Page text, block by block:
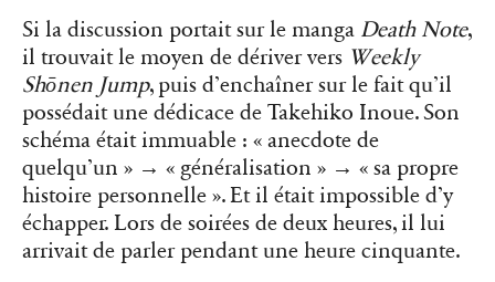
Si la discussion portait sur le manga Death Note,
il trouvait le moyen de dériver vers Weekly
Shōnen Jump, puis d’enchaîner sur le fait qu’il
possédait une dédicace de Takehiko Inoue. Son
schéma était immuable : « anecdote de
quelqu’un » → « généralisation » → « sa propre
histoire personnelle ». Et il était impossible d’y
échapper. Lors de soirées de deux heures, il lui
arrivait de parler pendant une heure cinquante.